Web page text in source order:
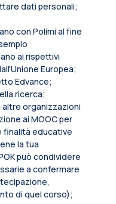
dati personali;
con Polimi al fine
ai rispettivi
Europea;
Edvance;
ricerca;
organizzazioni
ai MOOC per
finalità educative
la tua
può condividere
a confermare
di quel corso);